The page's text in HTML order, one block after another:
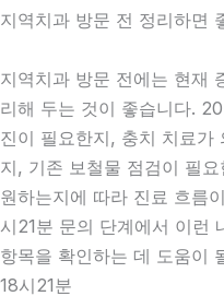
지역치과 방문 전 정리하면
지역치과 방문 전에는 현재
리해 두는 것이 좋습니다.
진이 필요한지, 충치 치료가
지, 기존 보철물 점검이 필
원하는지에 따라 진료 흐름
시21분 문의 단계에서 이런
항목을 확인하는 데 도움이
18시21분